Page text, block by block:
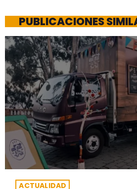
PUBLICACIONES
ACTUALIDAD